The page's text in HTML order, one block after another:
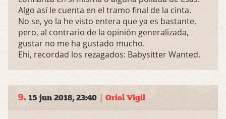
Algo así le cuenta en el tramo final de la cinta.
No se, yo la he visto entera que ya es bastante,
pero, al contrario de la opinión generalizada,
gustar no me ha gustado mucho.
Ehi, recordad los rezagados: Babysitter Wanted.
9. 15 jun 2018, 23:40 | Oriol Vigil